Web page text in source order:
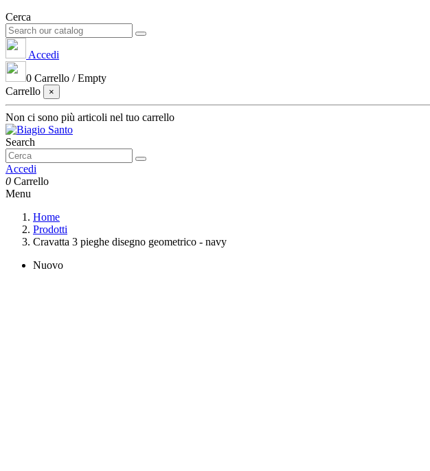
Cerca
Accedi
0 Carrello /Empty
Carrello
×
Non ci sono più articoli nel tuo carrello
Search
Accedi
0 Carrello
Menu
Home
Prodotti
Cravatta 3 pieghe disegno geometrico - navy
Nuovo